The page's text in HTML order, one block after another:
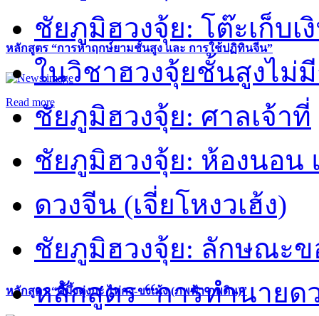
หลักสูตร “การหาฤกษ์ยามชั้นสูง และ การใช้ปฏิทินจีน”
Read more
หลักสูตร “คี้มึ้งตุ่งกะ ไท่กง-ขงเม้ง (ภพฟ้า ภพดิน)”
ชัยภูมิฮวงจุ้ย: โต๊ะเก็บเ
ในวิชาฮวงจุ้ยชั้นสูงไม่
ชัยภูมิฮวงจุ้ย: ศาลเจ้าที่
ชัยภูมิฮวงจุ้ย: ห้องนอน
ดวงจีน (เจี่ยโหงวเฮ้ง)
ชัยภูมิฮวงจุ้ย: ลักษณะ
หลักสูตร “การทำนายด